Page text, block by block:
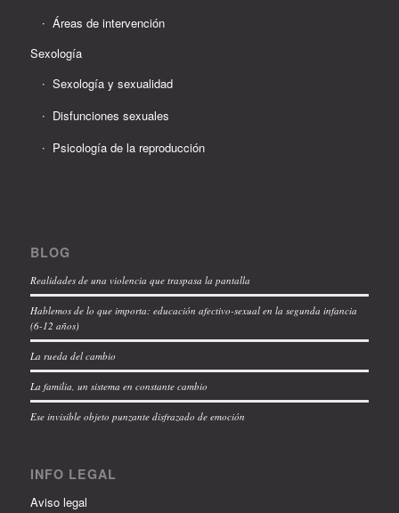
Áreas de intervención
Sexología
Sexología y sexualidad
Disfunciones sexuales
Psicología de la reproducción
BLOG
Realidades de una violencia que traspasa la pantalla
Hablemos de lo que importa: educación afectivo-sexual en la segunda infancia
(6-12 años)
La rueda del cambio
La familia, un sistema en constante cambio
Ese invisible objeto punzante disfrazado de emoción
INFO LEGAL
Aviso legal